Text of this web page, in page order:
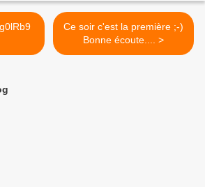
Ce soir c'est la première ;-)
Bonne écoute.... >